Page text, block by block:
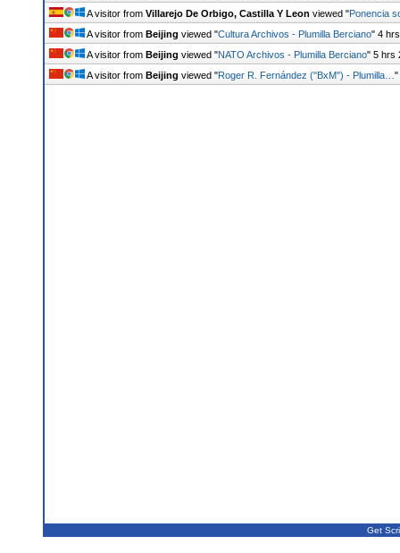
A visitor from Villarejo De Orbigo, Castilla Y Leon viewed "Ponencia
A visitor from Beijing viewed "Cultura Archivos - Plumilla Berciano" 4
A visitor from Beijing viewed "NATO Archivos - Plumilla Berciano" 5 hrs
A visitor from Beijing viewed "Roger R. Fernández ("BxM") - Plumilla… "
Get